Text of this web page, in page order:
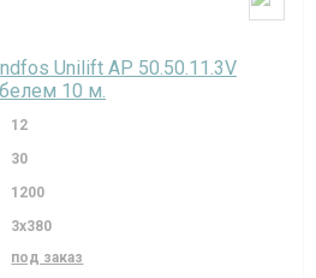
Unilift AP 50.50.11.3V
10 м.
12
30
1200
3х380
под заказ